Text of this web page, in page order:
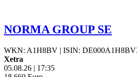
NORMA GROUP SE
WKN: A1H8BV | ISIN:
Xetra
05.08.26 | 17:35